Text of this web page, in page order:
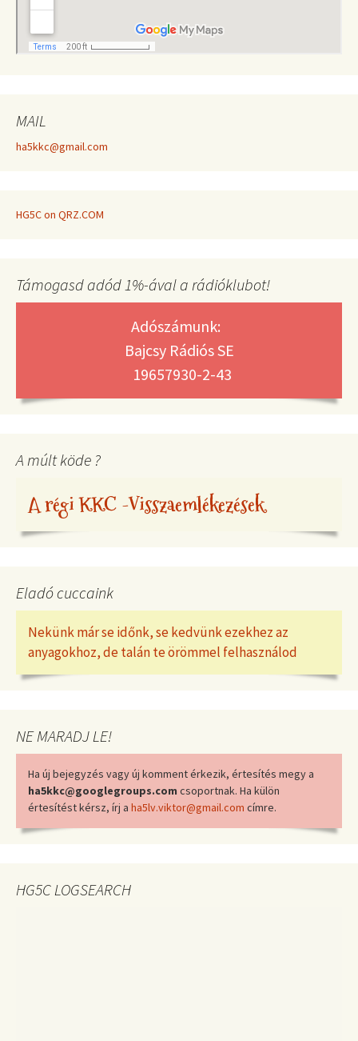
MAIL
ha5kkc@gmail.com
HG5C on QRZ.COM
Támogasd adód 1%-ával a rádióklubot!
Adószámunk:
Bajcsy Rádiós SE
19657930-2-43
A múlt köde ?
A régi KKC -Visszaemlékezések
Eladó cuccaink
Nekünk már se időnk, se kedvünk ezekhez az
anyagokhoz, de talán te örömmel felhasználod
NE MARADJ LE!
Ha új bejegyzés vagy új komment érkezik, értesítés megy a
ha5kkc@googlegroups.com csoportnak. Ha külön
értesítést kérsz, írj a ha5lv.viktor@gmail.com címre.
HG5C LOGSEARCH